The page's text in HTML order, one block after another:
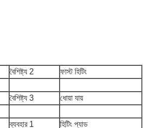
বৈশিষ্ট্য 2 ফাস্ট হিটিং
বৈশিষ্ট্য 3 ধোয়া যায়
ব্যবহার 1 হিটিং প্যাড